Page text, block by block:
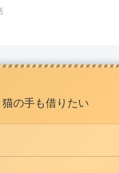
猫の手も借りたい